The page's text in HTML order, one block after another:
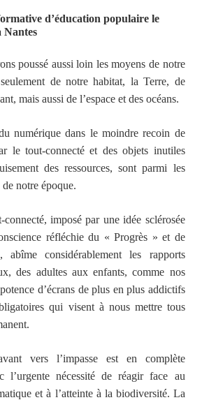
d’éducation populaire le
Nantes
poussé aussi loin les moyens de notre
de notre habitat, la Terre, de
mais aussi de l’espace et des océans.
numérique dans le moindre recoin de
le tout-connecté et des objets inutiles
des ressources, sont parmi les
notre époque.
imposé par une idée sclérosée
réfléchie du « Progrès » et de
abîme considérablement les rapports
des adultes aux enfants, comme nos
d’écrans de plus en plus addictifs
qui visent à nous mettre tous
vers l’impasse est en complète
l’urgente nécessité de réagir face au
et à l’atteinte à la biodiversité. La